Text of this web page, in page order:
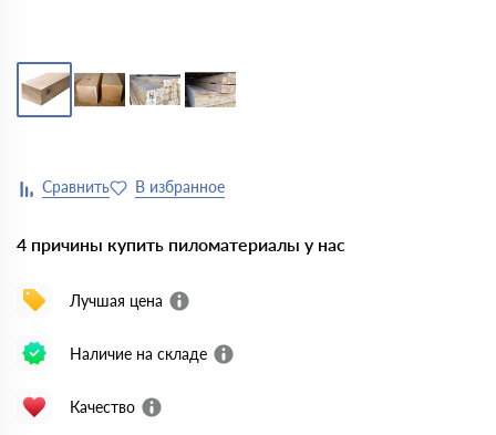
4 причины купить пиломатериалы у нас
Лучшая цена
Наличие на складе
Качество